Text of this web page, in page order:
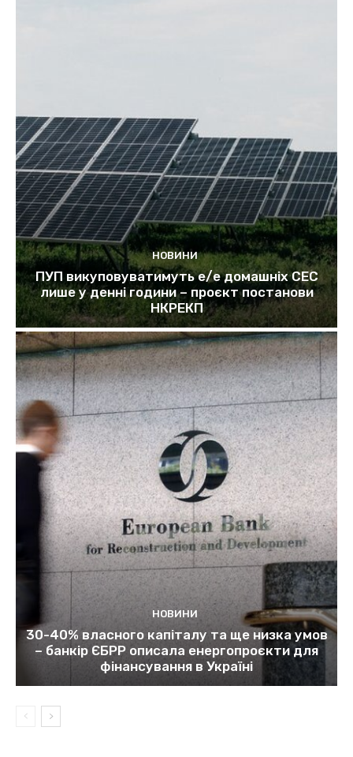
НОВИНИ
ПУП викуповуватимуть е/е домашніх СЕС
лише у денні години – проєкт постанови
НКРЕКП
НОВИНИ
30-40% власного капіталу та ще низка умов
– банкір ЄБРР описала енергопроєкти для
фінансування в Україні